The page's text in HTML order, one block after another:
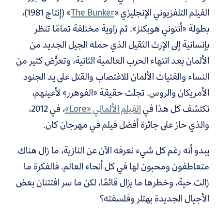
الفيلم التلفزيوني الإنجليزي «The Bunker
» (إنتاج 1981)،
بطولة «أنتوني هوبكنز». ثم زاوية مختلفة تمامًا تنظر
بإنسانية إلى الإرث الثقيل الذي حمله الجيل الجديد من
الألمان بعد انتهاء الحرب العالمية الثانية، وتعرُّض كثير من
النساء والفتيات الألمان للاغتصاب والقتل على يد الجنود
الأمريكان والروس. تجلت حقيقة «الفوهرر» لأعينهم،
نكتشف كل هذا فيالفيلم الألماني «Lore»
، في 2012،
والذي حاز على جائزة أفضل فيلم في مهرجان كان.
يبدو أنه رغم كل شيء نعرفه الآن عن النازية، ما زال هناك
متعاطفون ومحبون لها في كل أنحاء العالم. فالفكرة ما
زالت حية، وخطرها ما يزال قائمًا، لكن ما سر افتتنان بعض
الأجيال الجديدة بهتلر وفلسفته؟